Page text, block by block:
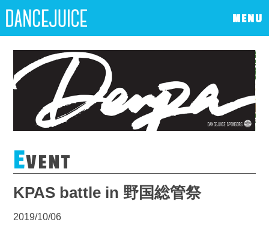
MENU
EVENT
KPAS battle in 野国総管祭
2019/10/06